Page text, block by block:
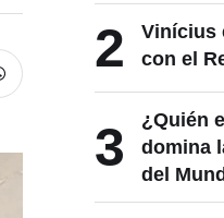
2
Vinícius
con el
3
¿Quién
domina
del